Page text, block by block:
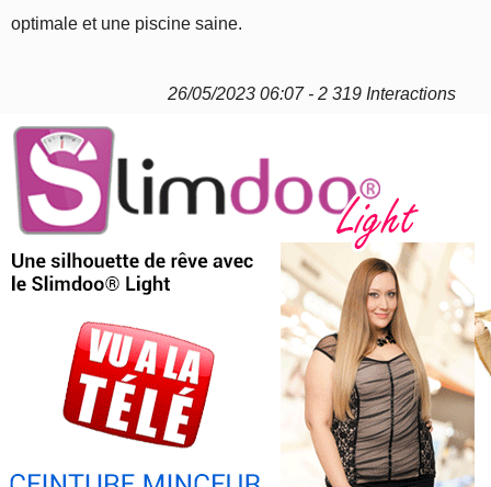
optimale et une piscine saine.
26/05/2023 06:07 - 2 319 Interactions